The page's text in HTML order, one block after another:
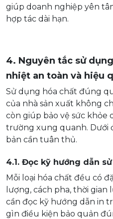
giúp doanh nghiệp yên
hợp tác dài hạn.
4. Nguyên tắc sử
nhiệt an toàn và hiệu
Sử dụng hóa chất đúng
của nhà sản xuất không
còn giúp bảo vệ sức khỏe
trường xung quanh. Dưới
bản cần tuân thủ.
4.1. Đọc kỹ hướng dẫn
Mỗi loại hóa chất đều có
lượng, cách pha, thời
cần đọc kỹ hướng dẫn in
gìn điều kiện bảo quản